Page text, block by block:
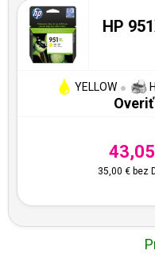
HP
YELLOW
35,00 € bez